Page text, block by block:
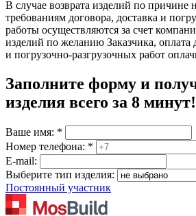
В случае возврата изделий по причине
требованиям договора, доставка и
работы осуществляются за счет
изделий по желанию Заказчика, оплата
и погрузочно-разгрузочных работ
Заполните форму и
изделия всего за 8 минут!
Ваше имя: *
Номер телефона: *
E-mail:
Выберите тип изделия:
Постоянный участник